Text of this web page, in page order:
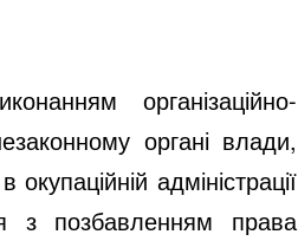
організаційно-
органі влади,
адміністрації
з позбавленням права